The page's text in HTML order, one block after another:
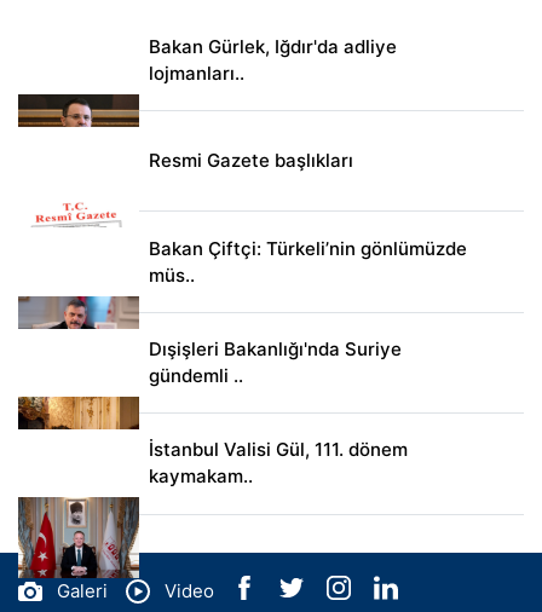
Bakan Gürlek, Iğdır'da adliye
lojmanları..
Resmi Gazete başlıkları
Bakan Çiftçi: Türkeli’nin gönlümüzde
müs..
Dışişleri Bakanlığı'nda Suriye
gündemli ..
İstanbul Valisi Gül, 111. dönem
kaymakam..
Galeri Video